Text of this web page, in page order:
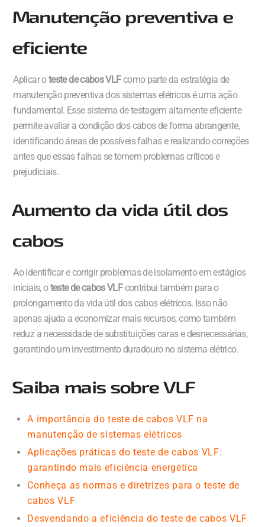
Manutenção preventiva e
eficiente
Aplicar oteste de cabos VLFcomo parte da estratégia de
manutenção preventiva dos sistemas elétricos é uma ação
fundamental. Esse sistema de testagem altamente eficiente
permite avaliar a condição dos cabos de forma abrangente,
identificando áreas de possíveis falhas e realizando correções
antes que essas falhas se tornem problemas críticos e
prejudiciais.
Aumento da vida útil dos
cabos
Ao identificar e corrigir problemas de isolamento em estágios
iniciais, oteste de cabos VLFcontribui também para o
prolongamento da vida útil dos cabos elétricos. Isso não
apenas ajuda a economizar mais recursos, como também
reduz a necessidade de substituições caras e desnecessárias,
garantindo um investimento duradouro no sistema elétrico.
Saiba mais sobre VLF
A importância do teste de cabos VLF na
manutenção de sistemas elétricos
Aplicações práticas do teste de cabos VLF:
garantindo mais eficiência energética
Conheça as normas e diretrizes para o teste de
cabos VLF
Desvendando a eficiência do teste de cabos VLF